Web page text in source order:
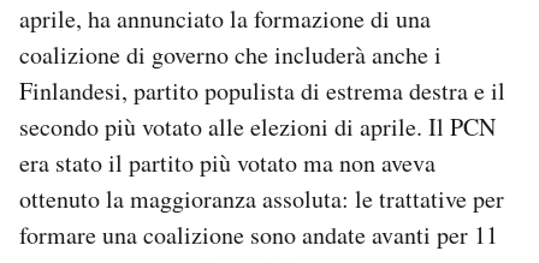
AREA PERSONALE
Area Personale
Newsletter
Notifiche mobile
Regala il Post
Hai bisogno di aiuto?
aprile, ha annunciato la formazione di una
coalizione di governo che includerà anche i
Finlandesi, partito populista di estrema destra e il
secondo più votato alle elezioni di aprile. Il PCN
era stato il partito più votato ma non aveva
ottenuto la maggioranza assoluta: le trattative per
formare una coalizione sono andate avanti per 11